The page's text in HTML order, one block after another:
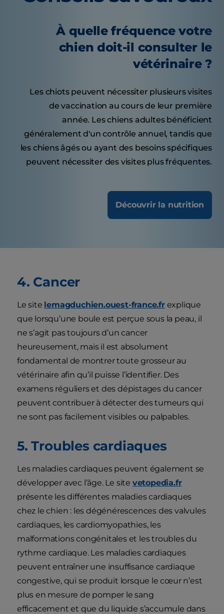
À quelle fréquence votre
chien doit-il consulter le
vétérinaire ?
Les chiots peuvent nécessiter plusieurs visites
de vaccination au cours de leur première
année. Les chiens adultes bénéficient
généralement d'un contrôle annuel, tandis que
les chiens âgés ou ayant des besoins spécifiques
peuvent nécessiter des visites plus fréquentes.
Découvrir la nutrition
4. Cancer
Le site lemagduchien.ouest-france.frexplique
que lorsqu’une boule est perçue sous la peau, il
ne s’agit pas toujours d’un cancer
heureusement, mais il est absolument
fondamental de montrer toute grosseur au
vétérinaire afin qu’il puisse l’identifier. Des
examens réguliers et des dépistages du cancer
peuvent contribuer à détecter des tumeurs qui
ne sont pas facilement visibles ou palpables.
5. Troubles cardiaques
Les maladies cardiaques peuvent également se
développer avec l’âge. Le site vetopedia.fr
présente les différentes maladies cardiaques
chez le chien : les dégénérescences des valvules
cardiaques, les cardiomyopathies, les
malformations congénitales et les troubles du
rythme cardiaque. Les maladies cardiaques
peuvent entraîner une insuffisance cardiaque
congestive, qui se produit lorsque le cœur n’est
plus en mesure de pomper le sang
efficacement et que du liquide s’accumule dans